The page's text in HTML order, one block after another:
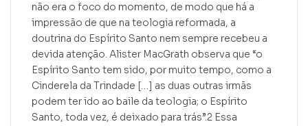
não era o foco do momento, de modo que há a
impressão de que na teologia reformada, a
doutrina do Espírito Santo nem sempre recebeu a
devida atenção. Alister MacGrath observa que “o
Espírito Santo tem sido, por muito tempo, como a
Cinderela da Trindade […] as duas outras irmãs
podem ter ido ao baile da teologia; o Espírito
Santo, toda vez, é deixado para trás”.2 Essa